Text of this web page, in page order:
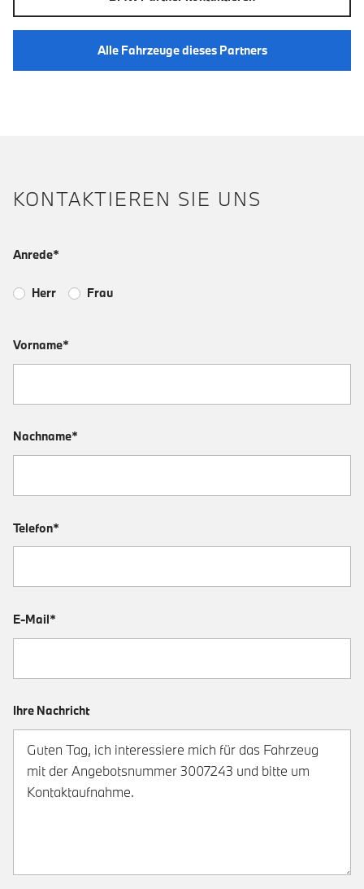
Alle Fahrzeuge dieses Partners
KONTAKTIEREN SIE UNS
Anrede*
Herr Frau
Vorname*
Nachname*
Telefon*
E-Mail*
Ihre Nachricht